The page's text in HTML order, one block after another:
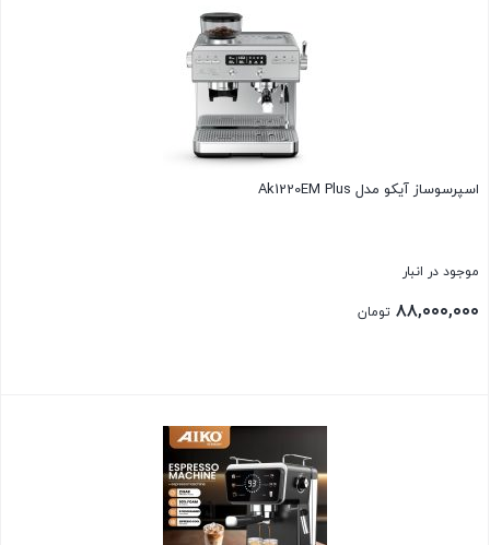
اسپرسوساز آیکو مدل Ak1220EM Plus
موجود در انبار
۸۸,۰۰۰,۰۰۰ تومان